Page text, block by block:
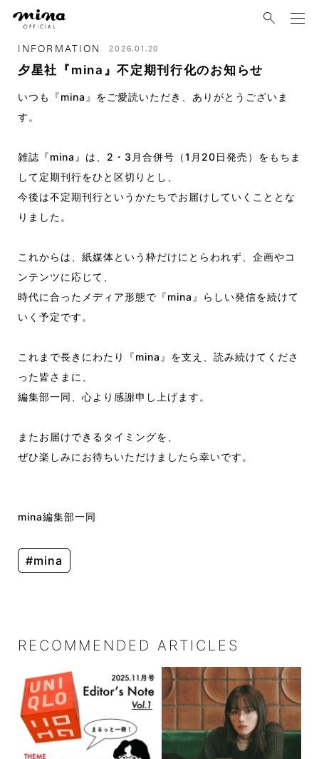
INFORMATION 2026.01.20
夕星社『mina』不定期刊行化のお知らせ
いつも『mina』をご愛読いただき、ありがとうございま
す。
雑誌『mina』は、2・3月合併号（1月20日発売）をもちま
して定期刊行をひと区切りとし、
今後は不定期刊行というかたちでお届けしていくこととな
りました。
これからは、紙媒体という枠だけにとらわれず、企画やコ
ンテンツに応じて、
時代に合ったメディア形態で『mina』らしい発信を続けて
いく予定です。
これまで長きにわたり『mina』を支え、読み続けてくださ
った皆さまに、
編集部一同、心より感謝申し上げます。
またお届けできるタイミングを、
ぜひ楽しみにお待ちいただけましたら幸いです。
mina編集部一同
#mina
RECOMMENDED ARTICLES